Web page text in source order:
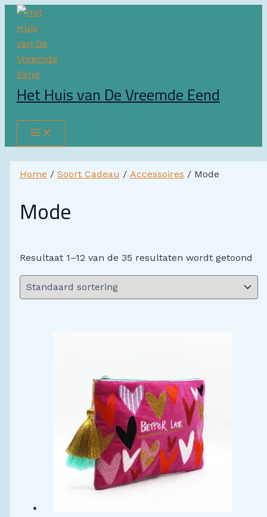
Ga
naar
inhoud
Het Huis van De Vreemde Eend
Menu
Home / Soort Cadeau / Accessoires / Mode
Mode
Resultaat 1–12 van de 35 resultaten wordt getoond
Dit
optie
worden
op
de